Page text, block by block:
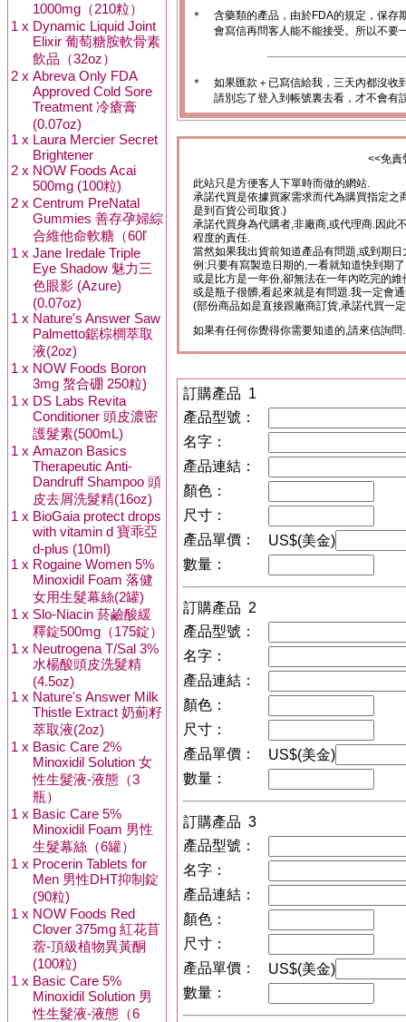
1000mg（210粒）
1 x Dynamic Liquid Joint
Elixir 葡萄糖胺軟骨素
飲品（32oz）
2 x Abreva Only FDA
Approved Cold Sore
Treatment 冷瘡膏
(0.07oz)
1 x Laura Mercier Secret
Brightener
2 x NOW Foods Acai
500mg (100粒)
2 x Centrum PreNatal
Gummies 善存孕婦綜
合維他命軟糖（60ľ
1 x Jane Iredale Triple
Eye Shadow 魅力三
色眼影 (Azure)
(0.07oz)
1 x Nature's Answer Saw
Palmetto鋸棕櫚萃取
液(2oz)
1 x NOW Foods Boron
3mg 螯合硼 250粒)
1 x DS Labs Revita
Conditioner 頭皮濃密
護髮素(500mL)
1 x Amazon Basics
Therapeutic Anti-
Dandruff Shampoo 頭
皮去屑洗髮精(16oz)
1 x BioGaia protect drops
with vitamin d 寶乖亞
d-plus (10ml)
1 x Rogaine Women 5%
Minoxidil Foam 落健
女用生髮幕絲(2罐)
1 x Slo-Niacin 菸鹼酸緩
釋錠500mg（175錠）
1 x Neutrogena T/Sal 3%
水楊酸頭皮洗髮精
(4.5oz)
1 x Nature's Answer Milk
Thistle Extract 奶薊籽
萃取液(2oz)
1 x Basic Care 2%
Minoxidil Solution 女
性生髮液-液態（3
瓶）
1 x Basic Care 5%
Minoxidil Foam 男性
生髮幕絲（6罐）
1 x Procerin Tablets for
Men 男性DHT抑制錠
(90粒)
1 x NOW Foods Red
Clover 375mg 紅花苜
蓿-頂級植物異黃酮
(100粒)
1 x Basic Care 5%
Minoxidil Solution 男
性生髮液-液態（6
＊
含藥類的產品，由於FDA的規定，保存
會寫信再問客人能不能接受。所以不要
＊
如果匯款＋已寫信給我，三天內都沒收
請別忘了登入到帳號裏去看，才不會有
<<免責
此站只是方便客人下單時而做的網站.
承諾代買是依據買家需求而代為購買指定之
是到百貨公司取貨.)
承諾代買身為代購者,非廠商,或代理商.因此
程度的責任.
當然如果我出貨前知道產品有問題,或到期
例:只要有寫製造日期的,一看就知道快到期
或是比方是一年份,卻無法在一年內吃完的維
或是瓶子很髒,看起來就是有問題.我一定會
(部份商品如是直接跟廠商訂貨,承諾代買一
如果有任何你覺得你需要知道的,請來信詢問.
訂購產品 1
產品型號：
名字：
產品連結：
顏色：
尺寸：
產品單價：
US$(美金)
數量：
訂購產品 2
產品型號：
名字：
產品連結：
顏色：
尺寸：
產品單價：
US$(美金)
數量：
訂購產品 3
產品型號：
名字：
產品連結：
顏色：
尺寸：
產品單價：
US$(美金)
數量：